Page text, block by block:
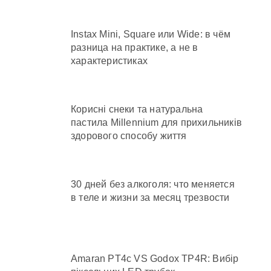
Instax Mini, Square или Wide: в чём
разница на практике, а не в
характеристиках
Корисні снеки та натуральна
пастила Millennium для прихильників
здорового способу життя
30 дней без алкоголя: что меняется
в теле и жизни за месяц трезвости
Amaran PT4c VS Godox TP4R: Вибір